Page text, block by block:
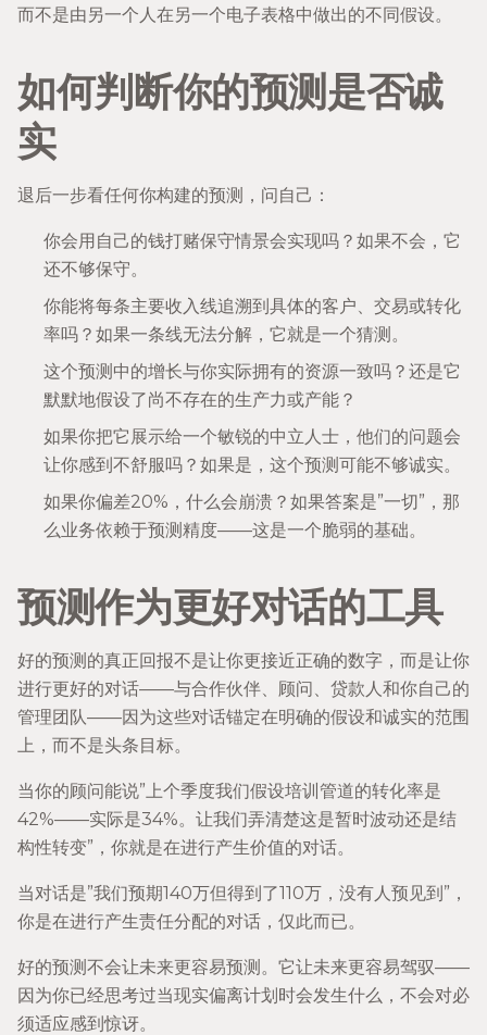
而不是由另一个人在另一个电子表格中做出的不同假设。
如何判断你的预测是否诚
实
退后一步看任何你构建的预测，问自己：
你会用自己的钱打赌保守情景会实现吗？如果不会，它
还不够保守。
你能将每条主要收入线追溯到具体的客户、交易或转化
率吗？如果一条线无法分解，它就是一个猜测。
这个预测中的增长与你实际拥有的资源一致吗？还是它
默默地假设了尚不存在的生产力或产能？
如果你把它展示给一个敏锐的中立人士，他们的问题会
让你感到不舒服吗？如果是，这个预测可能不够诚实。
如果你偏差20%，什么会崩溃？如果答案是”一切”，那
么业务依赖于预测精度——这是一个脆弱的基础。
预测作为更好对话的工具
好的预测的真正回报不是让你更接近正确的数字，而是让你
进行更好的对话——与合作伙伴、顾问、贷款人和你自己的
管理团队——因为这些对话锚定在明确的假设和诚实的范围
上，而不是头条目标。
当你的顾问能说”上个季度我们假设培训管道的转化率是
42%——实际是34%。让我们弄清楚这是暂时波动还是结
构性转变”，你就是在进行产生价值的对话。
当对话是”我们预期140万但得到了110万，没有人预见到”，
你是在进行产生责任分配的对话，仅此而已。
好的预测不会让未来更容易预测。它让未来更容易驾驭——
因为你已经思考过当现实偏离计划时会发生什么，不会对必
须适应感到惊讶。